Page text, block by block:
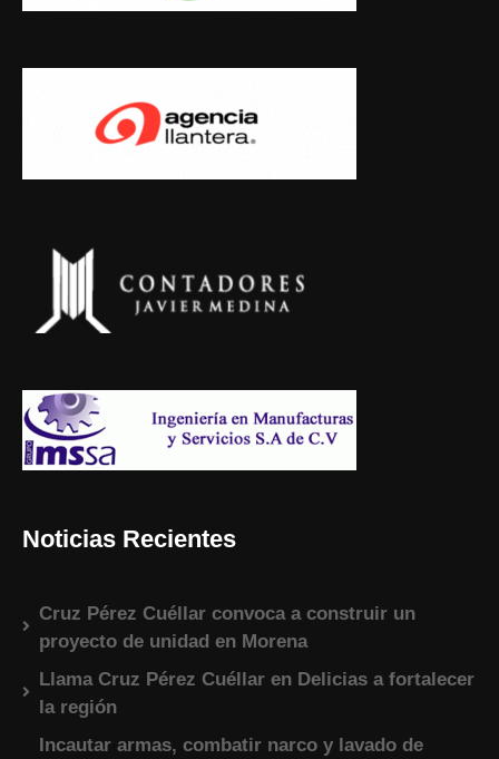
Noticias Recientes
Cruz Pérez Cuéllar convoca a construir un
proyecto de unidad en Morena
Llama Cruz Pérez Cuéllar en Delicias a fortalecer
la región
Incautar armas, combatir narco y lavado de